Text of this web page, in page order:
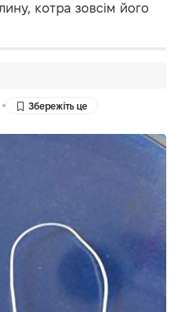
котра зовсім його